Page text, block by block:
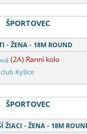
ŠPORTOVEC
- ŽENA - 18M ROUND
(2A) Ranní kolo
Kyšice
ŠPORTOVEC
ŽIACI - ŽENA - 18M